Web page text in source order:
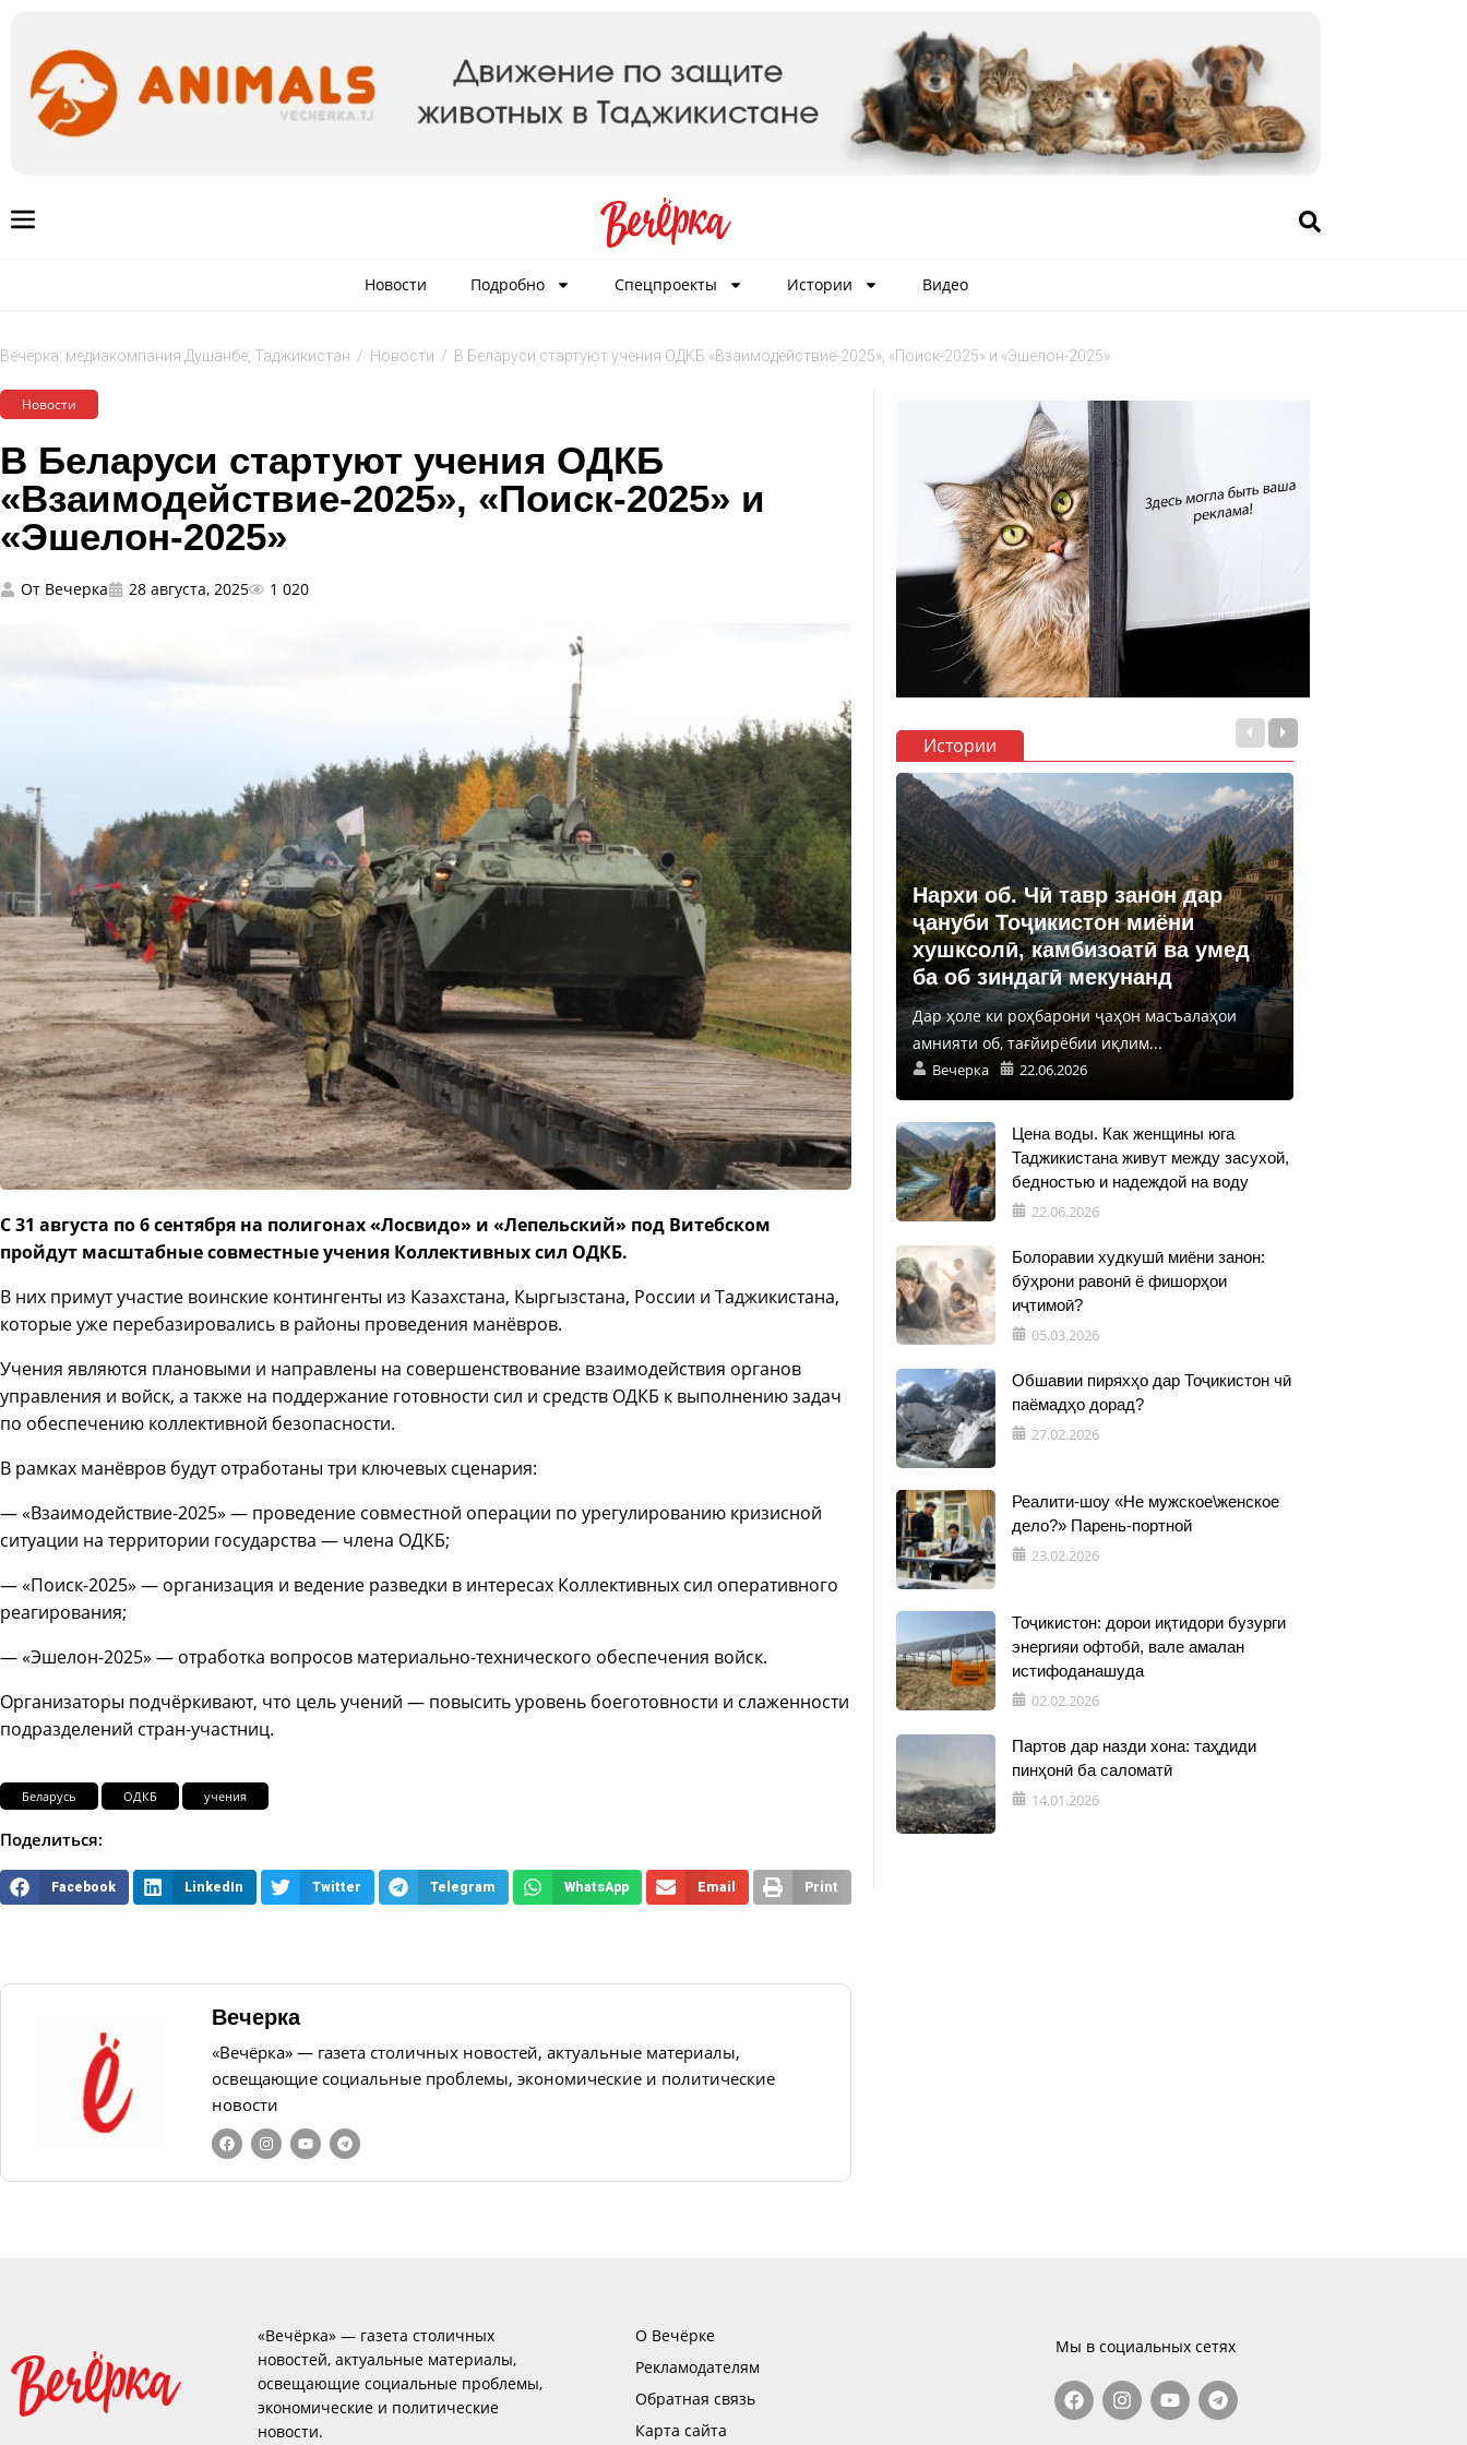
Новости Подробно Спецпроекты Истории Видео
Вечёрка: медиакомпания Душанбе, Таджикистан / Новости / В Беларуси стартуют учения ОДКБ «Взаимодействие-2025», «Поиск-2025» и «Эшелон-2025»
Новости
В Беларуси стартуют учения ОДКБ
«Взаимодействие-2025», «Поиск-2025» и
«Эшелон-2025»
От Вечерка 28 августа, 2025 1 020
С 31 августа по 6 сентября на полигонах «Лосвидо» и «Лепельский» под Витебском
пройдут масштабные совместные учения Коллективных сил ОДКБ.
В них примут участие воинские контингенты из Казахстана, Кыргызстана, России и Таджикистана,
которые уже перебазировались в районы проведения манёвров.
Учения являются плановыми и направлены на совершенствование взаимодействия органов
управления и войск, а также на поддержание готовности сил и средств ОДКБ к выполнению задач
по обеспечению коллективной безопасности.
В рамках манёвров будут отработаны три ключевых сценария:
— «Взаимодействие-2025» — проведение совместной операции по урегулированию кризисной
ситуации на территории государства — члена ОДКБ;
— «Поиск-2025» — организация и ведение разведки в интересах Коллективных сил оперативного
реагирования;
— «Эшелон-2025» — отработка вопросов материально-технического обеспечения войск.
Организаторы подчёркивают, что цель учений — повысить уровень боеготовности и слаженности
подразделений стран-участниц.
Беларусь ОДКБ учения
Поделиться:
Facebook LinkedIn Twitter Telegram WhatsApp Email Print
Вечерка
«Вечёрка» — газета столичных новостей, актуальные материалы,
освещающие социальные проблемы, экономические и политические
новости
Истории
Нархи об. Чӣ тавр занон дар
ҷануби Тоҷикистон миёни
хушксолӣ, камбизоатӣ ва умед
ба об зиндагӣ мекунанд
Дар ҳоле ки роҳбарони ҷаҳон масъалаҳои
амнияти об, тағйирёбии иқлим...
Вечерка 22.06.2026
Цена воды. Как женщины юга
Таджикистана живут между засухой,
бедностью и надеждой на воду
22.06.2026
Болоравии худкушӣ миёни занон:
бӯҳрони равонӣ ё фишорҳои
иҷтимоӣ?
05.03.2026
Обшавии пиряхҳо дар Тоҷикистон чӣ
паёмадҳо дорад?
27.02.2026
Реалити-шоу «Не мужское\женское
дело?» Парень-портной
23.02.2026
Тоҷикистон: дорои иқтидори бузурги
энергияи офтобӣ, вале амалан
истифоданашуда
02.02.2026
Партов дар назди хона: таҳдиди
пинҳонӣ ба саломатӣ
14.01.2026
«Вечёрка» — газета столичных
новостей, актуальные материалы,
освещающие социальные проблемы,
экономические и политические
новости.
О Вечёрке
Рекламодателям
Обратная связь
Карта сайта
Мы в социальных сетях